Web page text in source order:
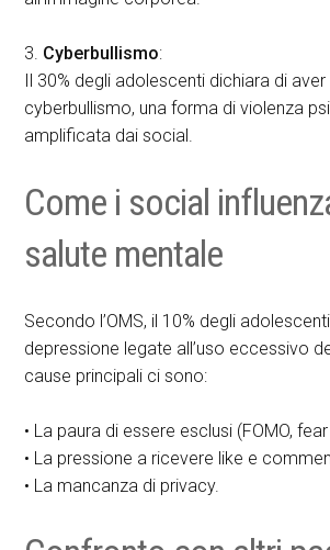
3. Cyberbullismo:
Il 30% degli adolescenti dichiara di
cyberbullismo, una forma di violenza
amplificata dai social.
Come i social
salute mentale
Secondo l’OMS, il 10% degli
depressione legate all’uso eccessivo
cause principali ci sono:
• La paura di essere esclusi (FOMO,
• La pressione a ricevere like e
• La mancanza di privacy.